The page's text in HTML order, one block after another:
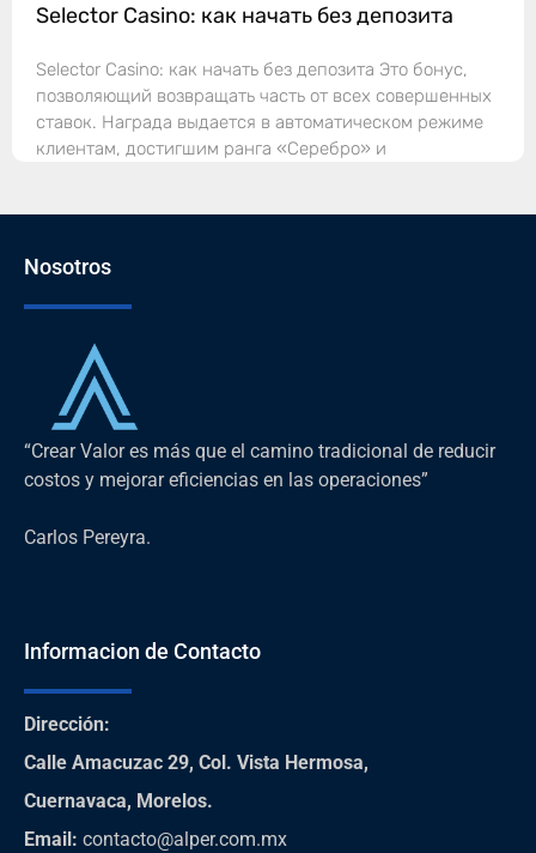
Selector Casino: как начать без депозита
Selector Casino: как начать без депозита Это бонус,
позволяющий возвращать часть от всех совершенных
ставок. Награда выдается в автоматическом режиме
клиентам, достигшим ранга «Серебро» и
Nosotros
“Crear Valor es más que el camino tradicional de reducir
costos y mejorar eficiencias en las operaciones”
Carlos Pereyra.
Informacion de Contacto
Dirección:
Calle Amacuzac 29, Col. Vista Hermosa,
Cuernavaca, Morelos.
Email: contacto@alper.com.mx